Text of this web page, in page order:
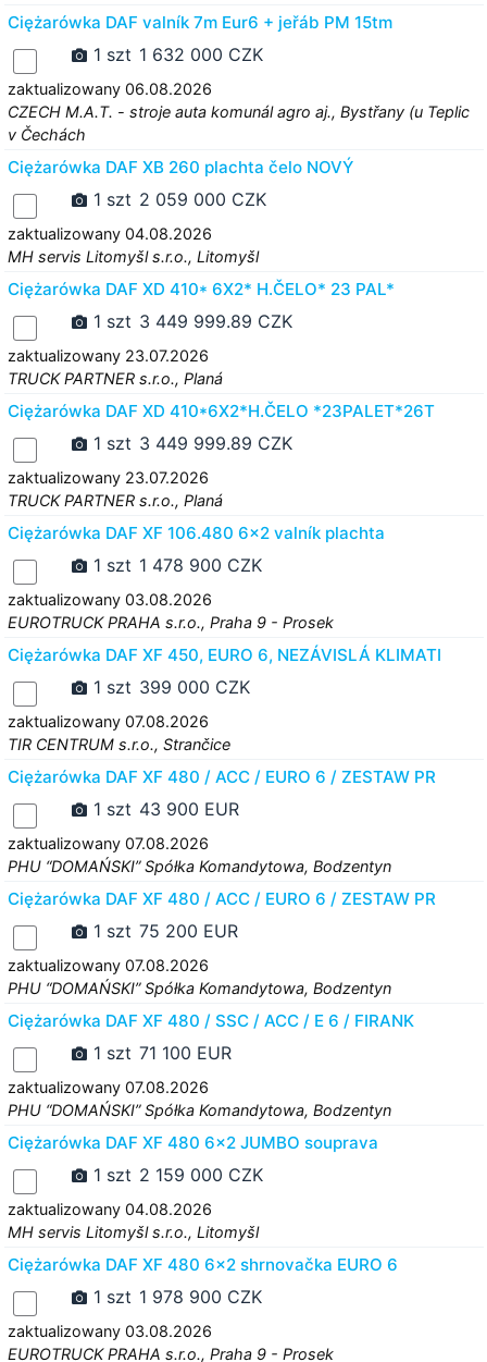
Ciężarówka DAF valník 7m Eur6 + jeřáb PM 15tm
1 szt 1 632 000 CZK
zaktualizowany 06.08.2026
CZECH M.A.T. - stroje auta komunál agro aj., Bystřany (u Teplic
v Čechách
Ciężarówka DAF XB 260 plachta čelo NOVÝ
1 szt 2 059 000 CZK
zaktualizowany 04.08.2026
MH servis Litomyšl s.r.o., Litomyšl
Ciężarówka DAF XD 410* 6X2* H.ČELO* 23 PAL*
1 szt 3 449 999.89 CZK
zaktualizowany 23.07.2026
TRUCK PARTNER s.r.o., Planá
Ciężarówka DAF XD 410*6X2*H.ČELO *23PALET*26T
1 szt 3 449 999.89 CZK
zaktualizowany 23.07.2026
TRUCK PARTNER s.r.o., Planá
Ciężarówka DAF XF 106.480 6x2 valník plachta
1 szt 1 478 900 CZK
zaktualizowany 03.08.2026
EUROTRUCK PRAHA s.r.o., Praha 9 - Prosek
Ciężarówka DAF XF 450, EURO 6, NEZÁVISLÁ KLIMATI
1 szt 399 000 CZK
zaktualizowany 07.08.2026
TIR CENTRUM s.r.o., Strančice
Ciężarówka DAF XF 480 / ACC / EURO 6 / ZESTAW PR
1 szt 43 900 EUR
zaktualizowany 07.08.2026
PHU “DOMAŃSKI” Spółka Komandytowa, Bodzentyn
Ciężarówka DAF XF 480 / ACC / EURO 6 / ZESTAW PR
1 szt 75 200 EUR
zaktualizowany 07.08.2026
PHU “DOMAŃSKI” Spółka Komandytowa, Bodzentyn
Ciężarówka DAF XF 480 / SSC / ACC / E 6 / FIRANK
1 szt 71 100 EUR
zaktualizowany 07.08.2026
PHU “DOMAŃSKI” Spółka Komandytowa, Bodzentyn
Ciężarówka DAF XF 480 6x2 JUMBO souprava
1 szt 2 159 000 CZK
zaktualizowany 04.08.2026
MH servis Litomyšl s.r.o., Litomyšl
Ciężarówka DAF XF 480 6x2 shrnovačka EURO 6
1 szt 1 978 900 CZK
zaktualizowany 03.08.2026
EUROTRUCK PRAHA s.r.o., Praha 9 - Prosek